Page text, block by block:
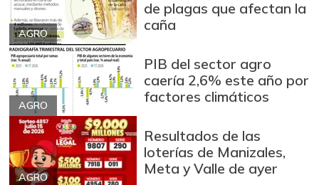
AGRO
de plagas que afectan la
caña
AGRO
PIB del sector agro
caería 2,6% este año por
factores climáticos
AGRO
Resultados de las
loterías de Manizales,
Meta y Valle de ayer